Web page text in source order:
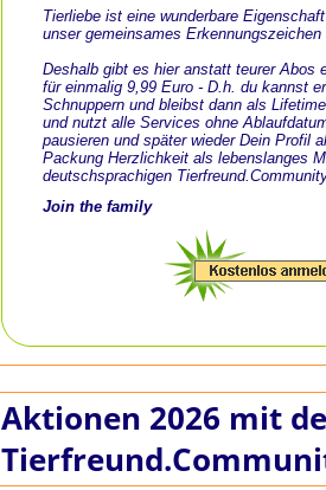
Tierliebe ist eine wunderbare
unser gemeinsames
Deshalb gibt es hier anstatt teurer Abos
für einmalig 9,99 Euro - D.h. du kannst
Schnuppern und bleibst dann als
und nutzt alle Services ohne
pausieren und später wieder Dein Profil
Packung Herzlichkeit als lebenslanges
deutschsprachigen
Join the family
Aktionen 2026 mit